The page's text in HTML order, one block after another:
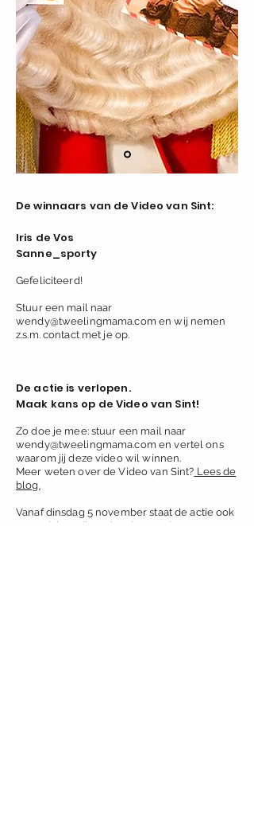
De winnaars van de Video van Sint:
Iris de Vos
Sanne_sporty
Gefeliciteerd!
Stuur een mail naar
wendy@tweelingmama.com en wij nemen
z.s.m. contact met je op.
De actie is verlopen.
Maak kans op de Video van Sint!
Zo doe je mee: stuur een mail naar
wendy@tweelingmama.com en vertel ons
waarom jij deze video wil winnen.
Meer weten over de Video van Sint? Lees de
blog.
Vanaf dinsdag 5 november staat de actie ook
op social media en kan je meedoen op onze